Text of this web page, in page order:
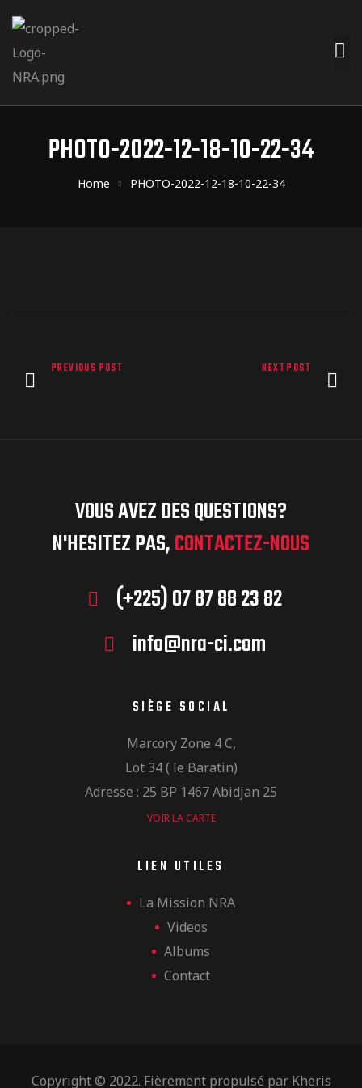
PHOTO-2022-12-18-10-22-34
Home PHOTO-2022-12-18-10-22-34
PREVIOUS POST NEXT POST
VOUS AVEZ DES QUESTIONS?
N'HESITEZ PAS,CONTACTEZ-NOUS
(+225) 07 87 88 23 82
info@nra-ci.com
SIÈGE SOCIAL
Marcory Zone 4 C,
Lot 34 ( le Baratin)
Adresse : 25 BP 1467 Abidjan 25
VOIR LA CARTE
LIEN UTILES
La Mission NRA
Videos
Albums
Contact
Copyright © 2022. Fièrement propulsé par Kheris